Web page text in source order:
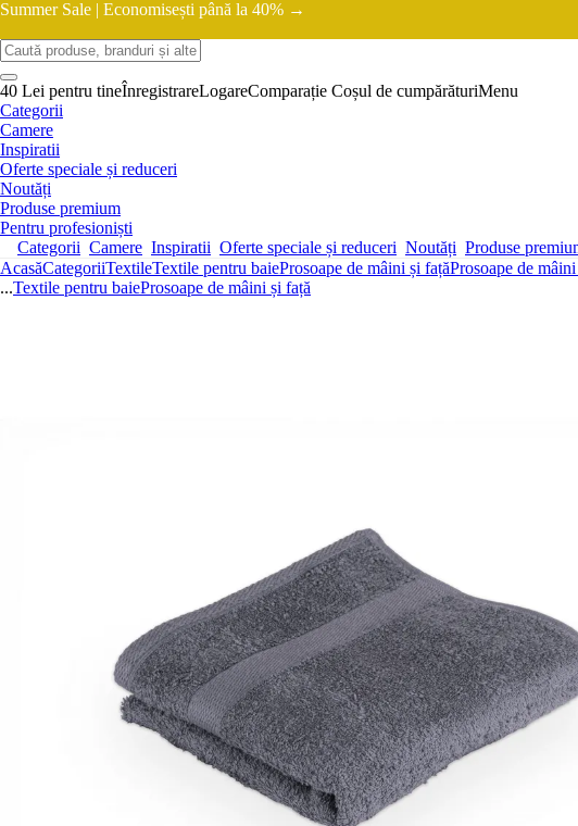
Summer Sale | Economisești până la 40% →
40 Lei pentru tineÎnregistrareLogareComparație Coșul de cumpărăturiMenu
Categorii
Camere
Inspiratii
Oferte speciale și reduceri
Noutăți
Produse premium
Pentru profesioniști
Categorii Camere Inspiratii Oferte speciale și reduceri Noutăți Produse
AcasăCategoriiTextileTextile pentru baieProsoape de mâini și fațăProsoape de
...Textile pentru baieProsoape de mâini și față